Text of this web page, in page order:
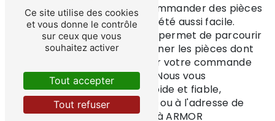
Avec ARMOR DEPANNAGE, commander des pièces
détachées à Erquy n'a jamais été aussi facile.
Notre site web convivial vous permet de parcourir
notre catalogue, de sélectionner les pièces dont
vous avez besoin et de passer votre commande
en quelques clics seulement. Nous vous
garantissons une livraison rapide et fiable,
directement à votre domicile ou à l'adresse de
votre choix. Faites confiance à ARMOR
Ce site utilise des cookies
et vous donne le contrôle
sur ceux que vous
souhaitez activer
Tout accepter
Tout refuser